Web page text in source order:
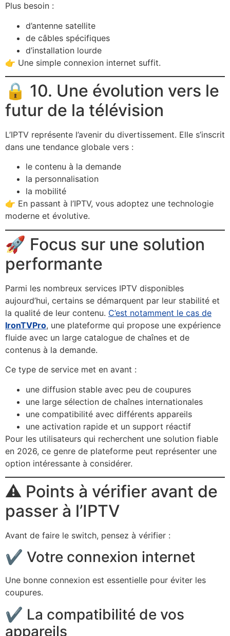
Plus besoin :
d’antenne satellite
de câbles spécifiques
d’installation lourde
👉 Une simple connexion internet suffit.
🔒 10. Une évolution vers le
futur de la télévision
L’IPTV représente l’avenir du divertissement. Elle s’inscrit
dans une tendance globale vers :
le contenu à la demande
la personnalisation
la mobilité
👉 En passant à l’IPTV, vous adoptez une technologie
moderne et évolutive.
🚀 Focus sur une solution
performante
Parmi les nombreux services IPTV disponibles
aujourd’hui, certains se démarquent par leur stabilité et
la qualité de leur contenu. C’est notamment le cas de
IronTVPro, une plateforme qui propose une expérience
fluide avec un large catalogue de chaînes et de
contenus à la demande.
Ce type de service met en avant :
une diffusion stable avec peu de coupures
une large sélection de chaînes internationales
une compatibilité avec différents appareils
une activation rapide et un support réactif
Pour les utilisateurs qui recherchent une solution fiable
en 2026, ce genre de plateforme peut représenter une
option intéressante à considérer.
⚠️ Points à vérifier avant de
passer à l’IPTV
Avant de faire le switch, pensez à vérifier :
✔️ Votre connexion internet
Une bonne connexion est essentielle pour éviter les
coupures.
✔️ La compatibilité de vos
appareils